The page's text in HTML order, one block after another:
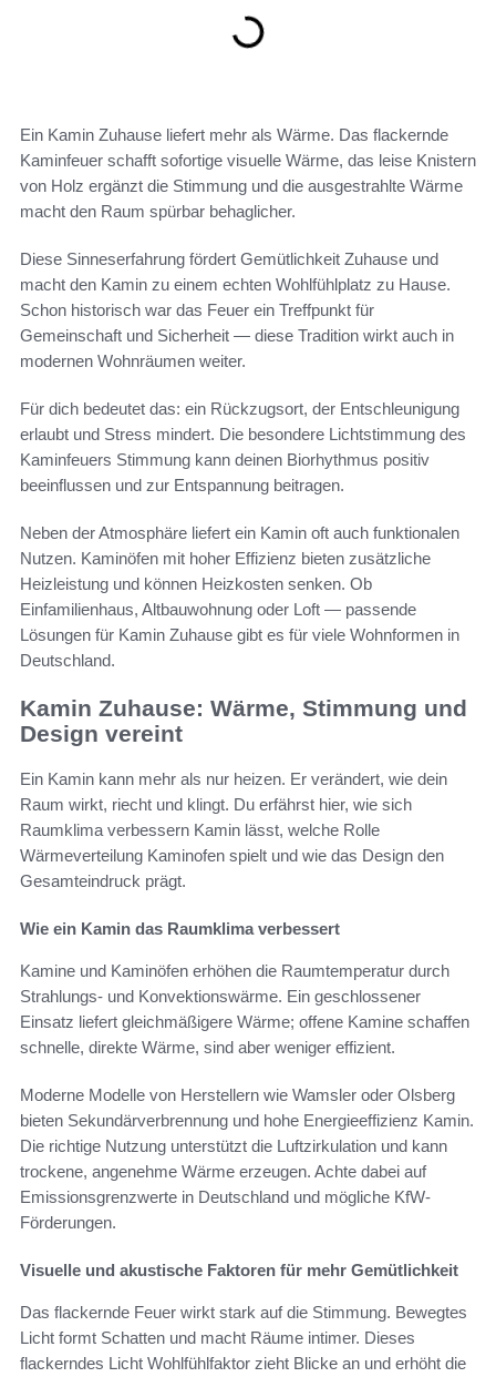
Ein Kamin Zuhause liefert mehr als Wärme. Das flackernde
Kaminfeuer schafft sofortige visuelle Wärme, das leise Knistern
von Holz ergänzt die Stimmung und die ausgestrahlte Wärme
macht den Raum spürbar behaglicher.
Diese Sinneserfahrung fördert Gemütlichkeit Zuhause und
macht den Kamin zu einem echten Wohlfühlplatz zu Hause.
Schon historisch war das Feuer ein Treffpunkt für
Gemeinschaft und Sicherheit — diese Tradition wirkt auch in
modernen Wohnräumen weiter.
Für dich bedeutet das: ein Rückzugsort, der Entschleunigung
erlaubt und Stress mindert. Die besondere Lichtstimmung des
Kaminfeuers Stimmung kann deinen Biorhythmus positiv
beeinflussen und zur Entspannung beitragen.
Neben der Atmosphäre liefert ein Kamin oft auch funktionalen
Nutzen. Kaminöfen mit hoher Effizienz bieten zusätzliche
Heizleistung und können Heizkosten senken. Ob
Einfamilienhaus, Altbauwohnung oder Loft — passende
Lösungen für Kamin Zuhause gibt es für viele Wohnformen in
Deutschland.
Kamin Zuhause: Wärme, Stimmung und
Design vereint
Ein Kamin kann mehr als nur heizen. Er verändert, wie dein
Raum wirkt, riecht und klingt. Du erfährst hier, wie sich
Raumklima verbessern Kamin lässt, welche Rolle
Wärmeverteilung Kaminofen spielt und wie das Design den
Gesamteindruck prägt.
Wie ein Kamin das Raumklima verbessert
Kamine und Kaminöfen erhöhen die Raumtemperatur durch
Strahlungs- und Konvektionswärme. Ein geschlossener
Einsatz liefert gleichmäßigere Wärme; offene Kamine schaffen
schnelle, direkte Wärme, sind aber weniger effizient.
Moderne Modelle von Herstellern wie Wamsler oder Olsberg
bieten Sekundärverbrennung und hohe Energieeffizienz Kamin.
Die richtige Nutzung unterstützt die Luftzirkulation und kann
trockene, angenehme Wärme erzeugen. Achte dabei auf
Emissionsgrenzwerte in Deutschland und mögliche KfW-
Förderungen.
Visuelle und akustische Faktoren für mehr Gemütlichkeit
Das flackernde Feuer wirkt stark auf die Stimmung. Bewegtes
Licht formt Schatten und macht Räume intimer. Dieses
flackerndes Licht Wohlfühlfaktor zieht Blicke an und erhöht die